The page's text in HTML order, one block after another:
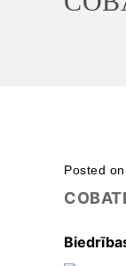
Posted